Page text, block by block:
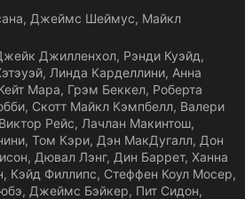
Джеймс Шеймус, Майкл
Джилленхол, Рэнди Куэйд,
Линда Карделлини, Анна
Мара, Грэм Беккел, Роберта
Скотт Майкл Кэмпбелл, Валери
Рейс, Лачлан Макинтош,
Том Кэри, Дэн МакДугалл, Дон
Дювал Лэнг, Дин Баррет, Ханна
Кэйд Филлипс, Стеффен Коул Мосер,
Джеймс Бэйкер, Пит Сидон,